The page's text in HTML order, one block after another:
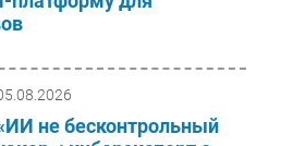
не бесконтрольный